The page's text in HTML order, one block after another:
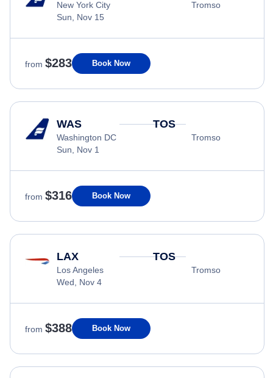
New York City
Sun, Nov 15
Tromso
from $283 Book Now
WAS
Washington DC
Sun, Nov 1
TOS
Tromso
from $316 Book Now
LAX
Los Angeles
Wed, Nov 4
TOS
Tromso
from $388 Book Now